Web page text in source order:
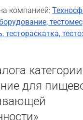
компанией:
тестораскатка,
категории
для